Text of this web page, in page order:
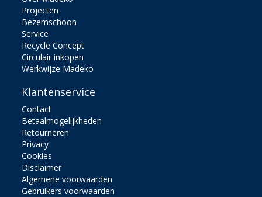
Projecten
Bezemschoon
Service
Recycle Concept
Circulair inkopen
Werkwijze Madeko
Klantenservice
Contact
Betaalmogelijkheden
Retourneren
Privacy
Cookies
Disclaimer
Algemene voorwaarden
Gebruikers voorwaarden